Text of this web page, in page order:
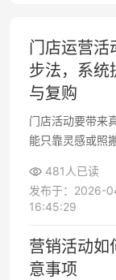
门店运营活
步法，系统
与复购
门店活动要带来
能只靠灵感或照
解、顾客洞察、
行复盘五步法，
方法。
481人已读
发布于：2026-
16:45:29
营销活动如
意事项